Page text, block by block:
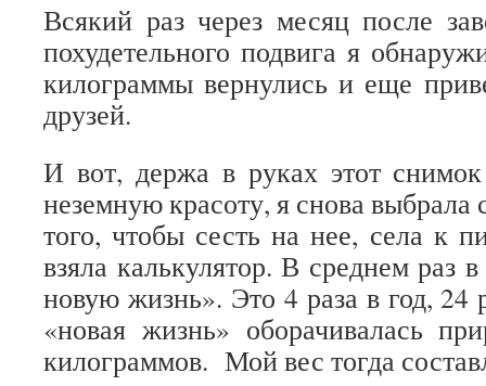
Всякий раз через месяц после
похудетельного подвига я
килограммы вернулись и еще
друзей.
И вот, держа в руках этот
неземную красоту, я снова выбрала
того, чтобы сесть на нее, села к
взяла калькулятор. В среднем раз
новую жизнь». Это 4 раза в год, 24
«новая жизнь» оборачивалась
килограммов. Мой вес тогда